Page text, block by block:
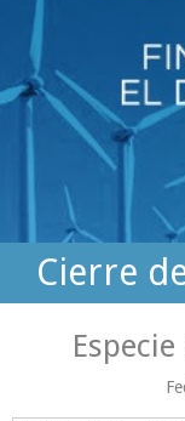
Cierre
Especie